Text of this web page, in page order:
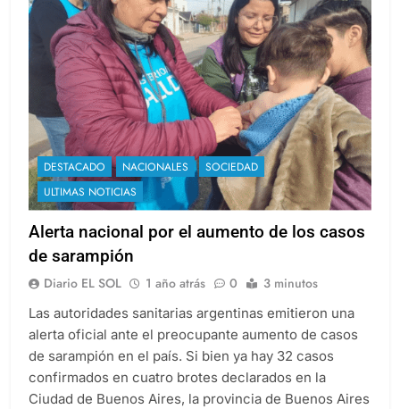
DESTACADO NACIONALES
SOCIEDAD
ULTIMAS NOTICIAS
Alerta nacional por el aumento de los casos
de sarampión
Diario EL SOL 1 año atrás 0 3 minutos
Las autoridades sanitarias argentinas emitieron una
alerta oficial ante el preocupante aumento de casos
de sarampión en el país. Si bien ya hay 32 casos
confirmados en cuatro brotes declarados en la
Ciudad de Buenos Aires, la provincia de Buenos Aires